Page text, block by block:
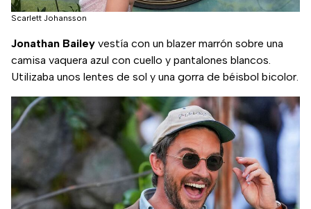
Scarlett Johansson
Jonathan Bailey vestía con un blazer marrón sobre una
camisa vaquera azul con cuello y pantalones blancos.
Utilizaba unos lentes de sol y una gorra de béisbol bicolor.